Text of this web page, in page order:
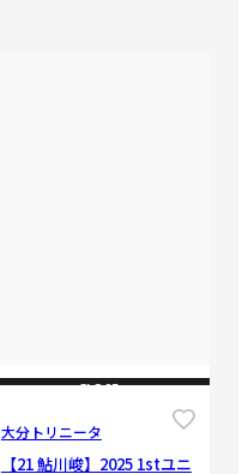
CLOSE
大分トリニータ
【21 鮎川峻】2025 1stユニ